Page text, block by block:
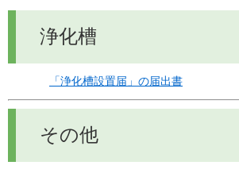
浄化槽
「浄化槽設置届」の届出書
その他